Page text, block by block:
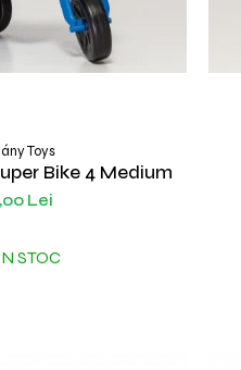
Toys
Bike 4 Medium
Lei
STOC